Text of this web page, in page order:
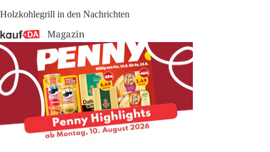
Holzkohlegrill in den Nachrichten